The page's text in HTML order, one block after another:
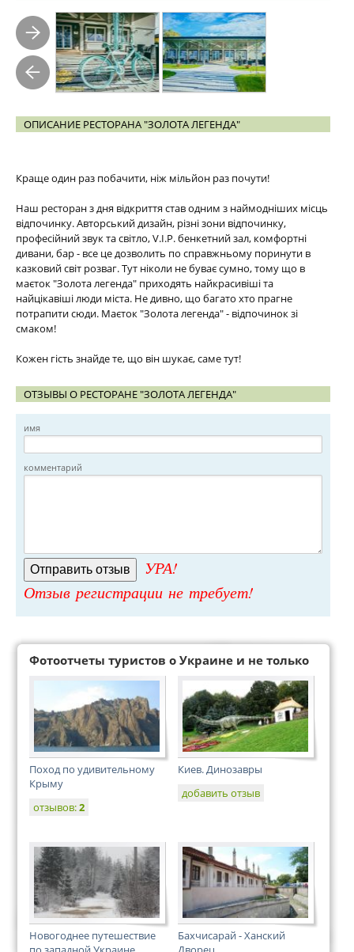
ОПИСАНИЕ РЕСТОРАНА "ЗОЛОТА ЛЕГЕНДА"
Краще один раз побачити, ніж мільйон раз почути!
Наш ресторан з дня відкриття став одним з наймодніших місць
відпочинку. Авторський дизайн, різні зони відпочинку,
професійний звук та світло, V.I.P. бенкетний зал, комфортні
дивани, бар - все це дозволить по справжньому поринути в
казковий світ розваг. Тут ніколи не буває сумно, тому що в
маєток "Золота легенда" приходять найкрасивіші та
найцікавіші люди міста. Не дивно, що багато хто прагне
потрапити сюди. Маєток "Золота легенда" - відпочинок зі
смаком!
Кожен гість знайде те, що він шукає, саме тут!
ОТЗЫВЫ О РЕСТОРАНЕ "ЗОЛОТА ЛЕГЕНДА"
имя
комментарий
УРА!
Отзыв регистрации не требует!
Фотоотчеты туристов о Украине и не только
Поход по удивительному
Крыму
отзывов:2
Киев. Динозавры
добавить отзыв
Новогоднее путешествие
Бахчисарай - Ханский